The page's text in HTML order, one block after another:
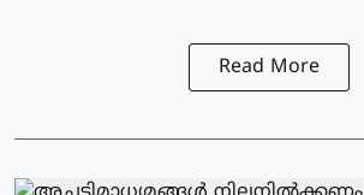
Read More